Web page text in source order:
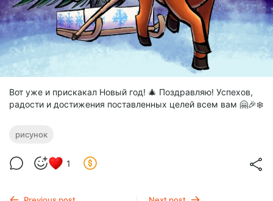
Вот уже и прискакал Новый год! 🎄 Поздравляю! Успехов,
радости и достижения поставленных целей всем вам 🤗🎉❄️
рисунок
1